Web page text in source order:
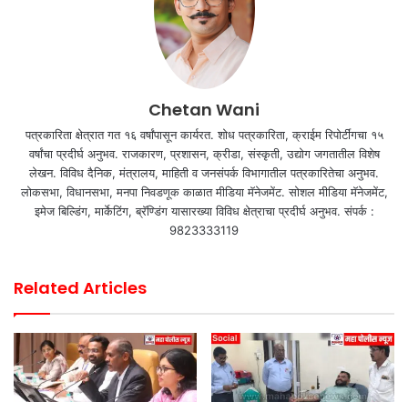
Chetan Wani
पत्रकारिता क्षेत्रात गत १६ वर्षांपासून कार्यरत. शोध पत्रकारिता, क्राईम रिपोर्टींगचा १५
वर्षांचा प्रदीर्घ अनुभव. राजकारण, प्रशासन, क्रीडा, संस्कृती, उद्योग जगतातील विशेष
लेखन. विविध दैनिक, मंत्रालय, माहिती व जनसंपर्क विभागातील पत्रकारितेचा अनुभव.
लोकसभा, विधानसभा, मनपा निवडणूक काळात मीडिया मॅनेजमेंट. सोशल मीडिया मॅनेजमेंट,
इमेज बिल्डिंग, मार्केटिंग, ब्रॅण्डिंग यासारख्या विविध क्षेत्राचा प्रदीर्घ अनुभव. संपर्क :
9823333119
Related Articles